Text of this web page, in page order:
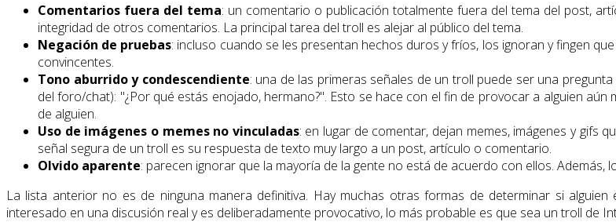
Comentarios fuera del tema: un comentario o publicación totalmente fuera del tema del post,
integridad de otros comentarios. La principal tarea del troll es alejar al público del tema.
Negación de pruebas: incluso cuando se les presentan hechos duros y fríos, los ignoran y fingen
convincentes.
Tono aburrido y condescendiente: una de las primeras señales de un troll puede ser una
del foro/chat): "¿Por qué estás enojado, hermano?". Esto se hace con el fin de provocar a alguien
de alguien.
Uso de imágenes o memes no vinculadas: en lugar de comentar, dejan memes, imágenes y gifs
señal segura de un troll es su respuesta de texto muy largo a un post, artículo o comentario.
Olvido aparente: parecen ignorar que la mayoría de la gente no está de acuerdo con ellos.
La lista anterior no es de ninguna manera definitiva. Hay muchas otras formas de determinar si
interesado en una discusión real y es deliberadamente provocativo, lo más probable es que sea un troll de